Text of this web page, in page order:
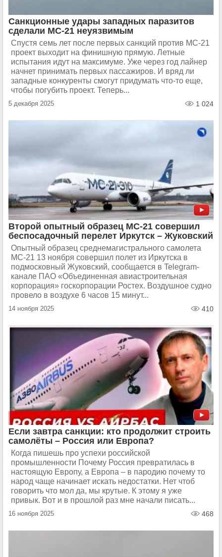
Санкционные удары западных паразитов
сделали МС-21 неуязвимым
Спустя семь лет после первых санкций против МС-21
проект выходит на финишную прямую. Летные
испытания идут на максимуме. Уже через год лайнер
начнет принимать первых пассажиров. И вряд ли
западные конкуренты смогут придумать что-то еще,
чтобы погубить проект. Теперь...
5 декабря 2025 1 024
Второй опытный образец МС-21 совершил
беспосадочный перелет Иркутск – Жуковский
Опытный образец среднемагистрального самолета
МС-21 13 ноября совершил полет из Иркутска в
подмосковный Жуковский, сообщается в Telegram-
канале ПАО «Объединенная авиастроительная
корпорация» госкорпорации Ростех. Воздушное судно
провело в воздухе 6 часов 15 минут...
14 ноября 2025 410
Если завтра санкции: кто продолжит строить
самолёты – Россия или Европа?
Когда пишешь про успехи российской
промышленности Почему Россия превратилась в
настоящую Европу, а Европа – в пародию почему то
народ чаще начинает искать недостатки. Нет чтоб
говорить что мол да, мы крутые. К этому я уже
привык. Вот и в прошлой раз мне начали писать...
16 ноября 2025 468